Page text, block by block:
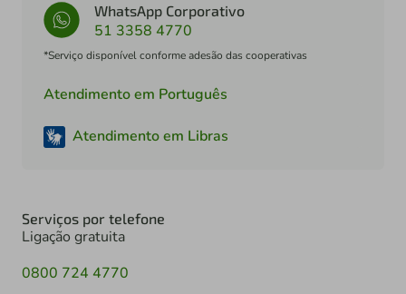
WhatsApp Corporativo
51 3358 4770
*Serviço disponível conforme adesão das cooperativas
Atendimento em Português
Atendimento em Libras
Serviços por telefone
Ligação gratuita
0800 724 4770